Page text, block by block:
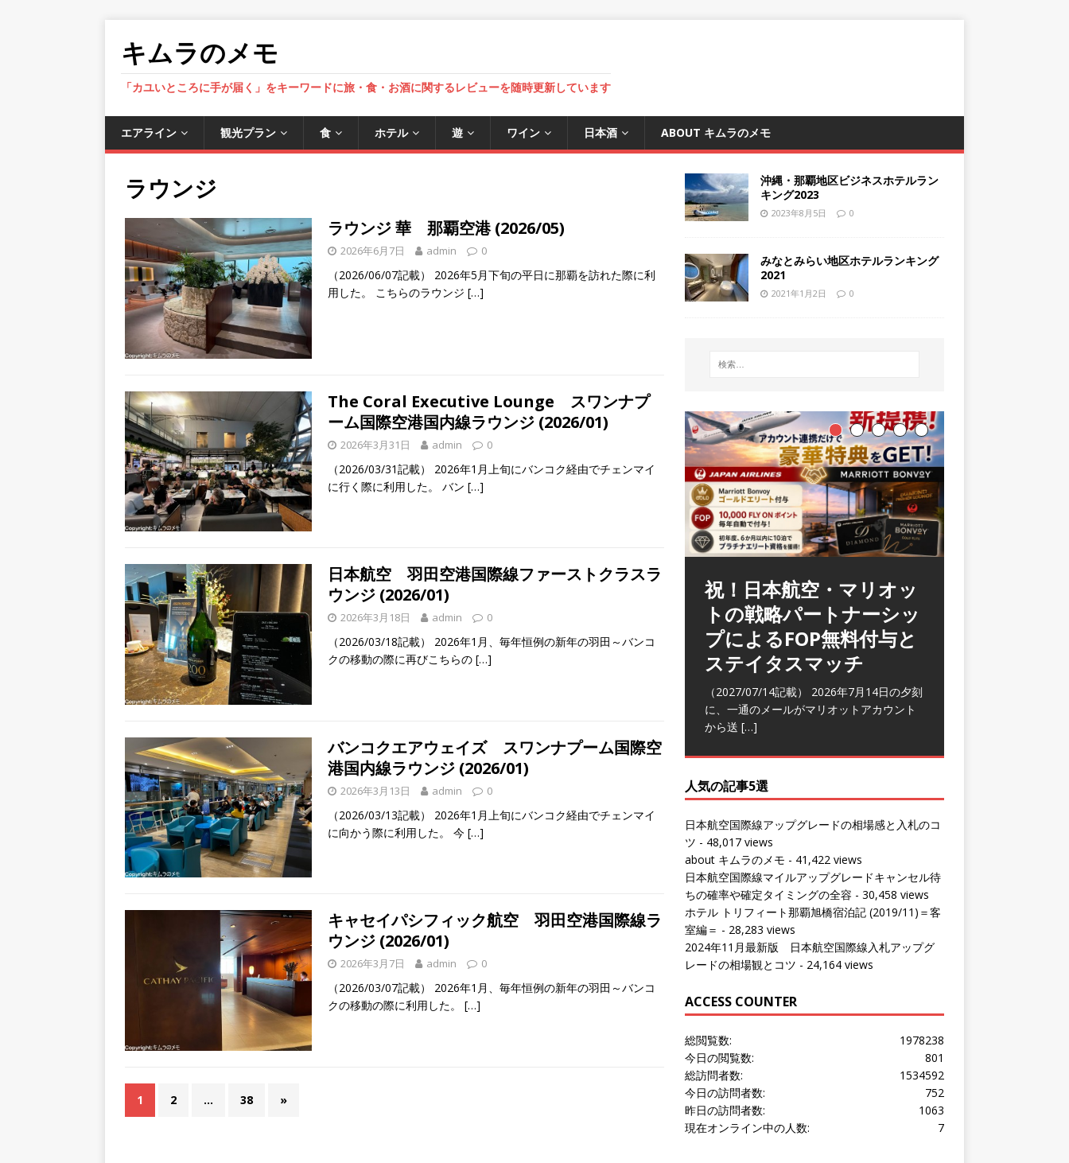
キムラのメモ
「カユいところに手が届く」をキーワードに旅・食・お酒に関するレビューを随時更新しています
エアライン 観光プラン 食 ホテル 遊 ワイン 日本酒 ABOUT キムラのメモ
ラウンジ
ラウンジ 華 那覇空港 (2026/05)
2026年6月7日 admin 0
（2026/06/07記載） 2026年5月下旬の平日に那覇を訪れた際に利
用した。 こちらのラウンジ […]
The Coral Executive Lounge スワンナプ
ーム国際空港国内線ラウンジ (2026/01)
2026年3月31日 admin 0
（2026/03/31記載） 2026年1月上旬にバンコク経由でチェンマイ
に行く際に利用した。 バン […]
日本航空 羽田空港国際線ファーストクラスラ
ウンジ (2026/01)
2026年3月18日 admin 0
（2026/03/18記載） 2026年1月、毎年恒例の新年の羽田～バンコ
クの移動の際に再びこちらの […]
バンコクエアウェイズ スワンナプーム国際空
港国内線ラウンジ (2026/01)
2026年3月13日 admin 0
（2026/03/13記載） 2026年1月上旬にバンコク経由でチェンマイ
に向かう際に利用した。 今 […]
キャセイパシフィック航空 羽田空港国際線ラ
ウンジ (2026/01)
2026年3月7日 admin 0
（2026/03/07記載） 2026年1月、毎年恒例の新年の羽田～バンコ
クの移動の際に利用した。 […]
1 2 … 38 »
沖縄・那覇地区ビジネスホテルラン
キング2023
2023年8月5日 0
みなとみらい地区ホテルランキング
2021
2021年1月2日 0
祝！日本航空・マリオッ
トの戦略パートナーシッ
プによるFOP無料付与と
ステイタスマッチ
（2027/07/14記載） 2026年7月14日の夕刻
に、一通のメールがマリオットアカウント
から送 […]
人気の記事5選
日本航空国際線アップグレードの相場感と入札のコ
ツ - 48,017 views
about キムラのメモ - 41,422 views
日本航空国際線マイルアップグレードキャンセル待
ちの確率や確定タイミングの全容 - 30,458 views
ホテル トリフィート那覇旭橋宿泊記 (2019/11)＝客
室編＝ - 28,283 views
2024年11月最新版 日本航空国際線入札アップグ
レードの相場観とコツ - 24,164 views
ACCESS COUNTER
1978238
総閲覧数:
801
今日の閲覧数:
1534592
総訪問者数:
752
今日の訪問者数:
1063
昨日の訪問者数:
7
現在オンライン中の人数: